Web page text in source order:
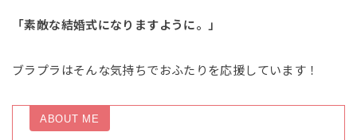
「素敵な結婚式になりますように。」
ブラプラはそんな気持ちでおふたりを応援しています！
ABOUT ME